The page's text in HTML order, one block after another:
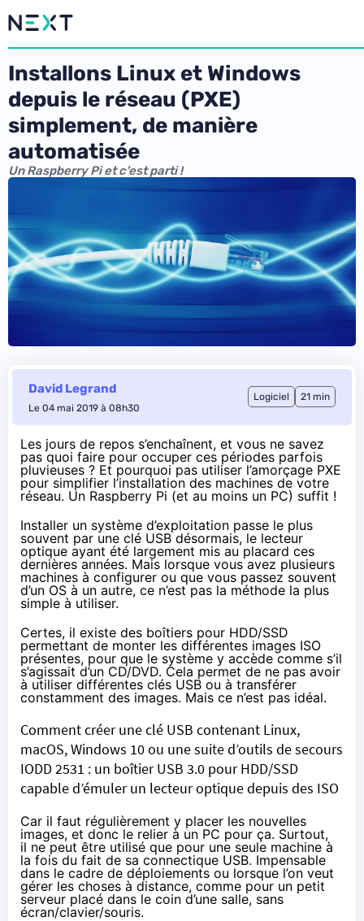
Installons Linux et Windows
depuis le réseau (PXE)
simplement, de manière
automatisée
Un Raspberry Pi et c'est parti !
David Legrand
Le 04 mai 2019 à 08h30
Logiciel 21 min
Les jours de repos s’enchaînent, et vous ne savez
pas quoi faire pour occuper ces périodes parfois
pluvieuses ? Et pourquoi pas utiliser l’amorçage PXE
pour simplifier l’installation des machines de votre
réseau. Un Raspberry Pi (et au moins un PC) suffit !
Installer un système d’exploitation passe le plus
souvent par une clé USB désormais, le lecteur
optique ayant été largement mis au placard ces
dernières années. Mais lorsque vous avez plusieurs
machines à configurer ou que vous passez souvent
d’un OS à un autre, ce n’est pas la méthode la plus
simple à utiliser.
Certes, il existe des boîtiers pour HDD/SSD
permettant de monter les différentes images ISO
présentes, pour que le système y accède comme s’il
s’agissait d’un CD/DVD. Cela permet de ne pas avoir
à utiliser différentes clés USB ou à transférer
constamment des images. Mais ce n’est pas idéal.
Comment créer une clé USB contenant Linux,
macOS, Windows 10 ou une suite d’outils de secours
IODD 2531 : un boîtier USB 3.0 pour HDD/SSD
capable d’émuler un lecteur optique depuis des ISO
Car il faut régulièrement y placer les nouvelles
images, et donc le relier à un PC pour ça. Surtout,
il ne peut être utilisé que pour une seule machine à
la fois du fait de sa connectique USB. Impensable
dans le cadre de déploiements ou lorsque l’on veut
gérer les choses à distance, comme pour un petit
serveur placé dans le coin d’une salle, sans
écran/clavier/souris.